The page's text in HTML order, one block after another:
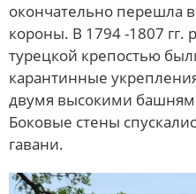
окончательно перешла
короны. В 1794 -1807 гг.
турецкой крепостью
карантинные
двумя высокими
Боковые стены
гавани.